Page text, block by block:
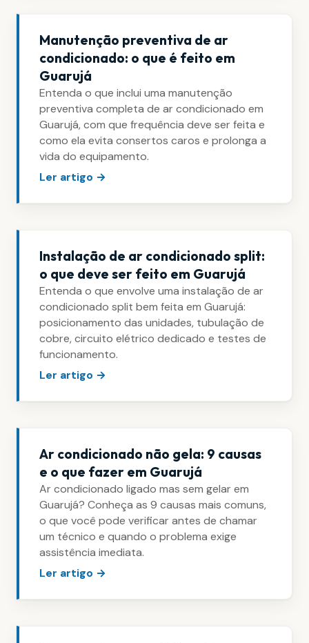
Manutenção preventiva de ar
condicionado: o que é feito em
Guarujá
Entenda o que inclui uma manutenção
preventiva completa de ar condicionado em
Guarujá, com que frequência deve ser feita e
como ela evita consertos caros e prolonga a
vida do equipamento.
Ler artigo →
Instalação de ar condicionado split:
o que deve ser feito em Guarujá
Entenda o que envolve uma instalação de ar
condicionado split bem feita em Guarujá:
posicionamento das unidades, tubulação de
cobre, circuito elétrico dedicado e testes de
funcionamento.
Ler artigo →
Ar condicionado não gela: 9 causas
e o que fazer em Guarujá
Ar condicionado ligado mas sem gelar em
Guarujá? Conheça as 9 causas mais comuns,
o que você pode verificar antes de chamar
um técnico e quando o problema exige
assistência imediata.
Ler artigo →